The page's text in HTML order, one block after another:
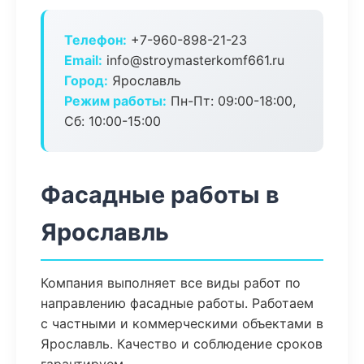
Телефон: +7-960-898-21-23
Email: info@stroymasterkomf661.ru
Город: Ярославль
Режим работы: Пн-Пт: 09:00-18:00,
Сб: 10:00-15:00
Фасадные работы в
Ярославль
Компания выполняет все виды работ по
направлению фасадные работы. Работаем
с частными и коммерческими объектами в
Ярославль. Качество и соблюдение сроков